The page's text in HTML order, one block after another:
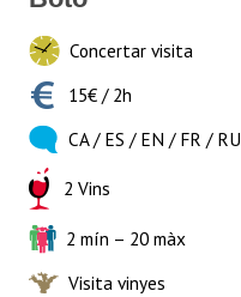
Concertar visita
15€ / 2h
CA / ES / EN / FR / RU
2 Vins
2 mín – 20 màx
Visita vinyes